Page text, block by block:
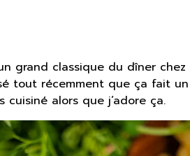
grand classique du dîner chez
tout récemment que ça fait un
cuisiné alors que j’adore ça.